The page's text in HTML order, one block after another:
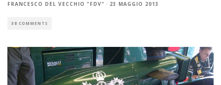
FRANCESCO DEL VECCHIO "FDV" · 23 MAGGIO 2013
38 COMMENTS